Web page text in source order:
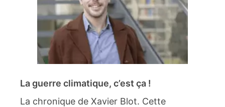
La guerre climatique, c’est ça !
La chronique de Xavier Blot. Cette